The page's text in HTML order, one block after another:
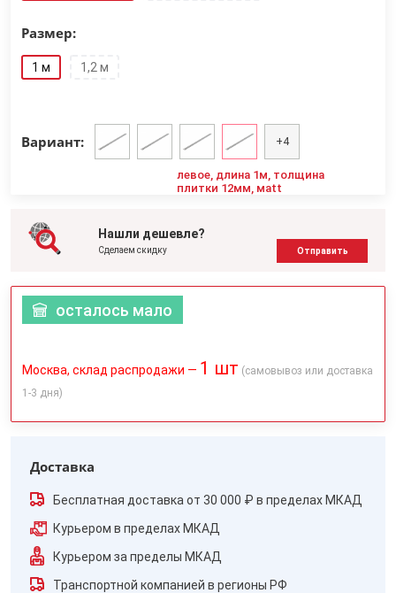
Размер:
1 м 1,2 м
Вариант:
левое, длина 1м, толщина
плитки 12мм, мatt
+4
Нашли дешевле?
Сделаем скидку Отправить
осталось мало
Москва, склад распродажи — 1 шт (самовывоз или доставка
1-3 дня)
Доставка
Бесплатная доставка от 30 000 ₽ в пределах МКАД
Курьером в пределах МКАД
Курьером за пределы МКАД
Транспортной компанией в регионы РФ